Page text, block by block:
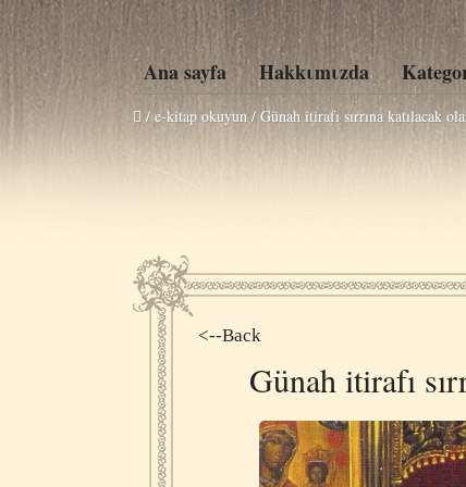
Ana sayfa Hakkιmιzda
/ e-kitap okuyun / Günah itirafı sırrına katılacak
<--Back
Günah itirafı